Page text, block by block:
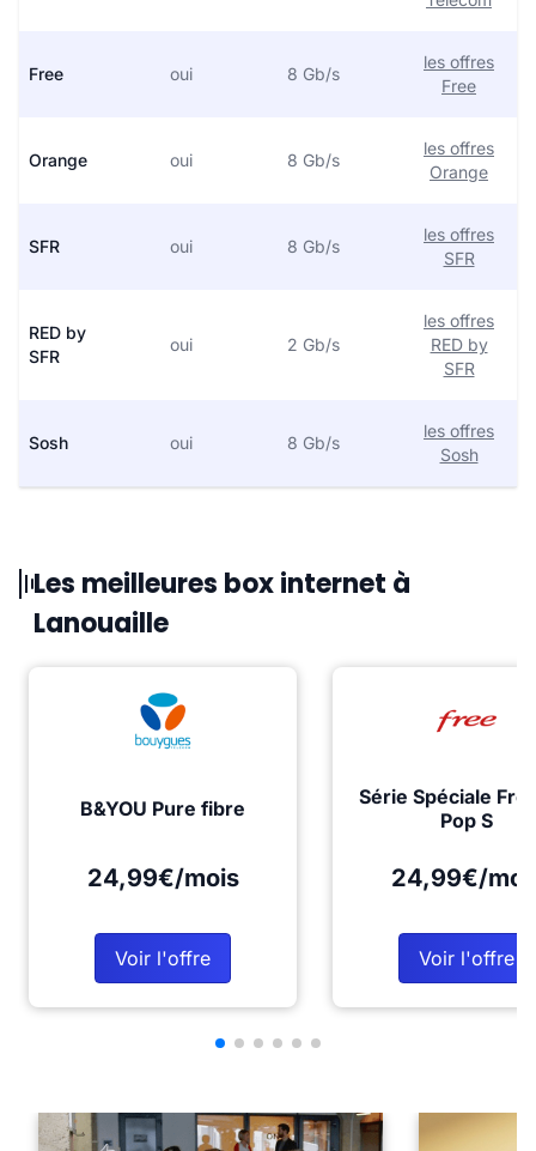
Free oui 8 Gb/s
les offres
Free
Orange oui 8 Gb/s
les offres
Orange
SFR oui 8 Gb/s
les offres
SFR
RED by
SFR
oui 2 Gb/s
les offres
RED by
SFR
Sosh oui 8 Gb/s
les offres
Sosh
Les meilleures box internet à
Lanouaille
B&YOU Pure fibre
24,99€/mois
Voir l'offre
Série Spéciale
Pop S
24,99€/
Voir l'offre